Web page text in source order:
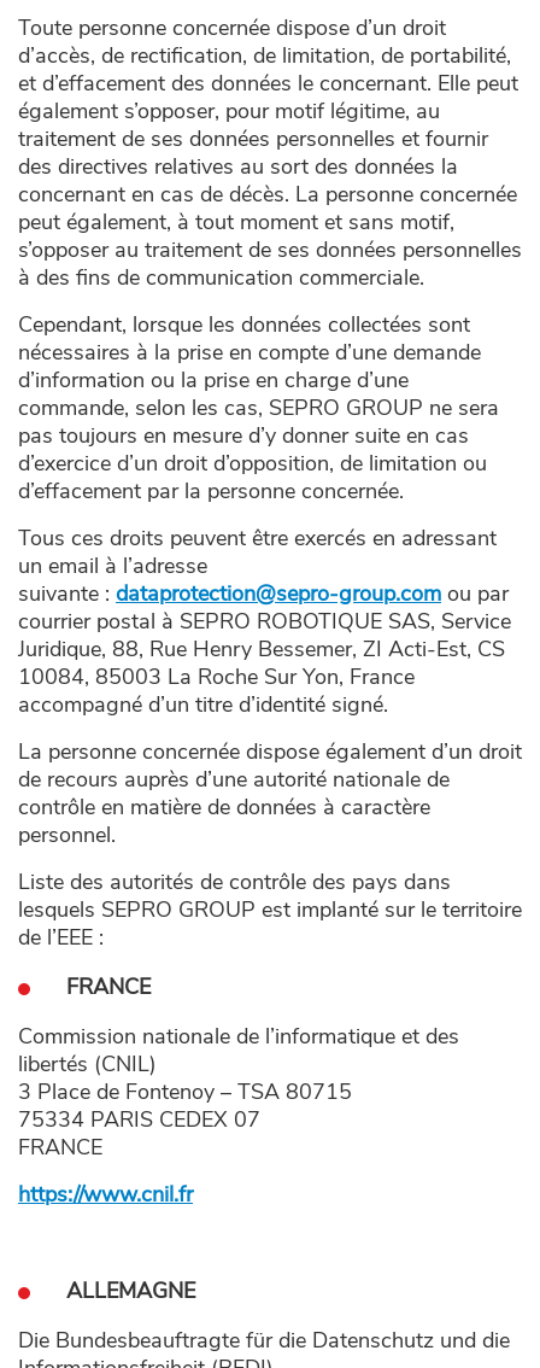
Toute personne concernée dispose d’un droit
d’accès, de rectification, de limitation, de portabilité,
et d’effacement des données le concernant. Elle peut
également s’opposer, pour motif légitime, au
traitement de ses données personnelles et fournir
des directives relatives au sort des données la
concernant en cas de décès. La personne concernée
peut également, à tout moment et sans motif,
s’opposer au traitement de ses données personnelles
à des fins de communication commerciale.
Cependant, lorsque les données collectées sont
nécessaires à la prise en compte d’une demande
d’information ou la prise en charge d’une
commande, selon les cas, SEPRO GROUP ne sera
pas toujours en mesure d’y donner suite en cas
d’exercice d’un droit d’opposition, de limitation ou
d’effacement par la personne concernée.
Tous ces droits peuvent être exercés en adressant
un email à l’adresse
suivante : dataprotection@sepro-group.com ou par
courrier postal à SEPRO ROBOTIQUE SAS, Service
Juridique, 88, Rue Henry Bessemer, ZI Acti-Est, CS
10084, 85003 La Roche Sur Yon, France
accompagné d’un titre d’identité signé.
La personne concernée dispose également d’un droit
de recours auprès d’une autorité nationale de
contrôle en matière de données à caractère
personnel.
Liste des autorités de contrôle des pays dans
lesquels SEPRO GROUP est implanté sur le territoire
de l’EEE :
FRANCE
Commission nationale de l’informatique et des
libertés (CNIL)
3 Place de Fontenoy – TSA 80715
75334 PARIS CEDEX 07
FRANCE
https://www.cnil.fr
ALLEMAGNE
Die Bundesbeauftragte für die Datenschutz und die